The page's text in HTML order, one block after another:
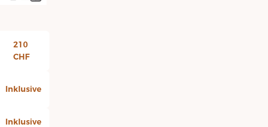
210
CHF
Inklusive
Inklusive